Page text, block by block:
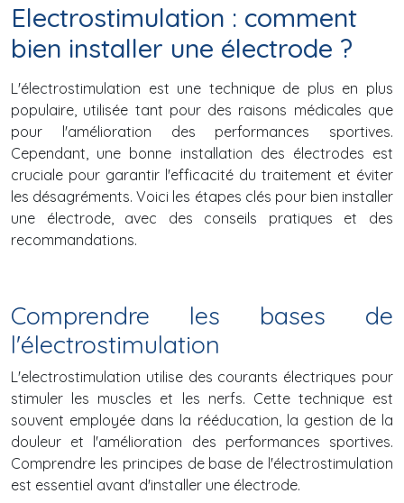
Electrostimulation : comment
bien installer une électrode ?
L'électrostimulation est une technique de plus en plus
populaire, utilisée tant pour des raisons médicales que
pour l'amélioration des performances sportives.
Cependant, une bonne installation des électrodes est
cruciale pour garantir l'efficacité du traitement et éviter
les désagréments. Voici les étapes clés pour bien installer
une électrode, avec des conseils pratiques et des
recommandations.
Comprendre les bases de
l'électrostimulation
L'electrostimulation utilise des courants électriques pour
stimuler les muscles et les nerfs. Cette technique est
souvent employée dans la rééducation, la gestion de la
douleur et l'amélioration des performances sportives.
Comprendre les principes de base de l'électrostimulation
est essentiel avant d'installer une électrode.